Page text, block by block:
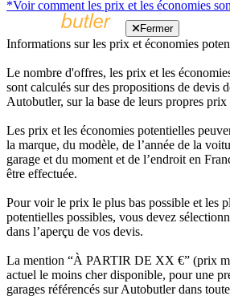
*Voir comment les prix et les économies
Fermer
Informations sur les prix et économies
Le nombre d'offres, les prix et les
sont calculés sur des propositions de devis
Autobutler, sur la base de leurs propres
Les prix et les économies potentielles
la marque, du modèle, de l’année de la
garage et du moment et de l’endroit en
être effectuée.
Pour voir le prix le plus bas possible et les
potentielles possibles, vous devez
dans l’aperçu de vos devis.
La mention “À PARTIR DE XX €” (prix
actuel le moins cher disponible, pour une
garages référencés sur Autobutler dans